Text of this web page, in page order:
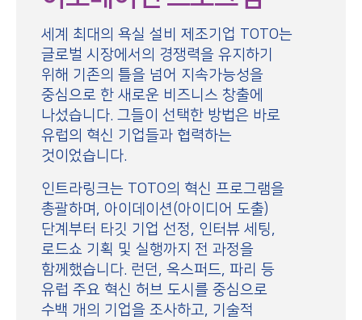
세계 최대의 욕실 설비 제조기업 TOTO는
글로벌 시장에서의 경쟁력을 유지하기
위해 기존의 틀을 넘어 지속가능성을
중심으로 한 새로운 비즈니스 창출에
나섰습니다. 그들이 선택한 방법은 바로
유럽의 혁신 기업들과 협력하는
것이었습니다.
인트라링크는 TOTO의 혁신 프로그램을
총괄하며, 아이데이션(아이디어 도출)
단계부터 타깃 기업 선정, 인터뷰 세팅,
로드쇼 기획 및 실행까지 전 과정을
함께했습니다. 런던, 옥스퍼드, 파리 등
유럽 주요 혁신 허브 도시를 중심으로
수백 개의 기업을 조사하고, 기술적